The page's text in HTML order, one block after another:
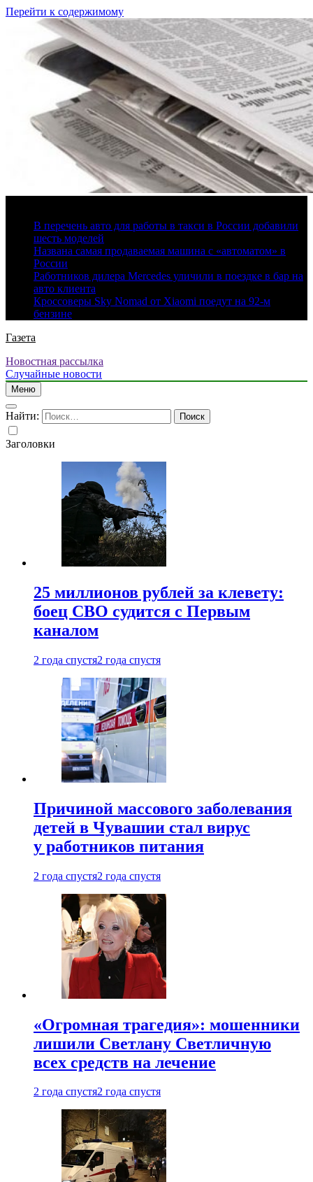
Перейти к содержимому
В перечень авто для работы в такси в России добавили
шесть моделей
Названа самая продаваемая машина с «автоматом» в
России
Работников дилера Mercedes уличили в поездке в бар на
авто клиента
Кроссоверы Sky Nomad от Xiaomi поедут на 92-м
бензине
Газета
Новостная рассылка
Случайные новости
Меню
Найти:
Заголовки
25 миллионов рублей за клевету:
боец СВО судится с Первым
каналом
2 года спустя2 года спустя
Причиной массового заболевания
детей в Чувашии стал вирус
у работников питания
2 года спустя2 года спустя
«Огромная трагедия»: мошенники
лишили Светлану Светличную
всех средств на лечение
2 года спустя2 года спустя